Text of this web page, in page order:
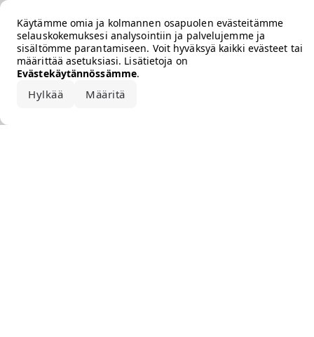
Käytämme omia ja kolmannen osapuolen evästeitämme
selauskokemuksesi analysointiin ja palvelujemme ja
sisältömme parantamiseen. Voit hyväksyä kaikki evästeet tai
määrittää asetuksiasi. Lisätietoja on
Evästekäytännössämme.
Hylkää Määritä
Error loading the brand